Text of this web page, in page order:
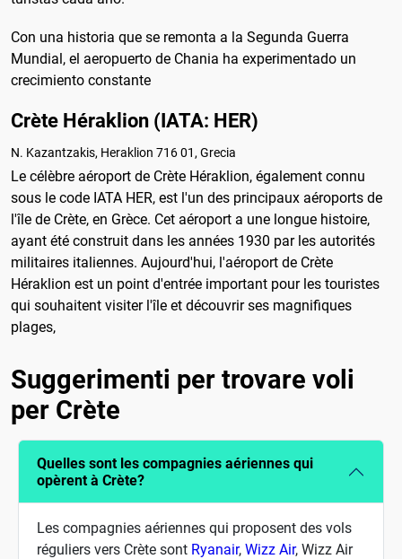
Con una historia que se remonta a la Segunda Guerra
Mundial, el aeropuerto de Chania ha experimentado un
crecimiento constante
Crète Héraklion (IATA: HER)
N. Kazantzakis, Heraklion 716 01, Grecia
Le célèbre aéroport de Crète Héraklion, également connu
sous le code IATA HER, est l'un des principaux aéroports de
l'île de Crète, en Grèce. Cet aéroport a une longue histoire,
ayant été construit dans les années 1930 par les autorités
militaires italiennes. Aujourd'hui, l'aéroport de Crète
Héraklion est un point d'entrée important pour les touristes
qui souhaitent visiter l'île et découvrir ses magnifiques
plages,
Suggerimenti per trovare voli
per Crète
Quelles sont les compagnies aériennes qui
opèrent à Crète?
Les compagnies aériennes qui proposent des vols
réguliers vers Crète sont Ryanair, Wizz Air, Wizz Air